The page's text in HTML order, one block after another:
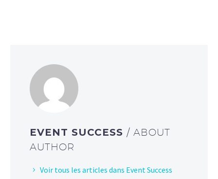
EVENT SUCCESS / ABOUT
AUTHOR
Voir tous les articles dans Event Success